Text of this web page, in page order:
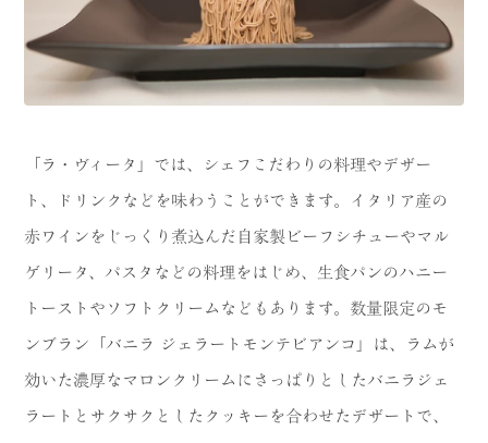
「ラ・ヴィータ」では、シェフこだわりの料理やデザー
ト、ドリンクなどを味わうことができます。イタリア産の
赤ワインをじっくり煮込んだ自家製ビーフシチューやマル
ゲリータ、パスタなどの料理をはじめ、生食パンのハニー
トーストやソフトクリームなどもあります。数量限定のモ
ンブラン「バニラ ジェラートモンテビアンコ」は、ラムが
効いた濃厚なマロンクリームにさっぱりとしたバニラジェ
ラートとサクサクとしたクッキーを合わせたデザートで、